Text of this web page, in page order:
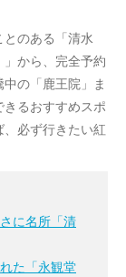
のある「清水
から、完全予約
の「鹿王院」ま
るおすすめスポ
必ず行きたい紅
に名所「清
た「永観堂